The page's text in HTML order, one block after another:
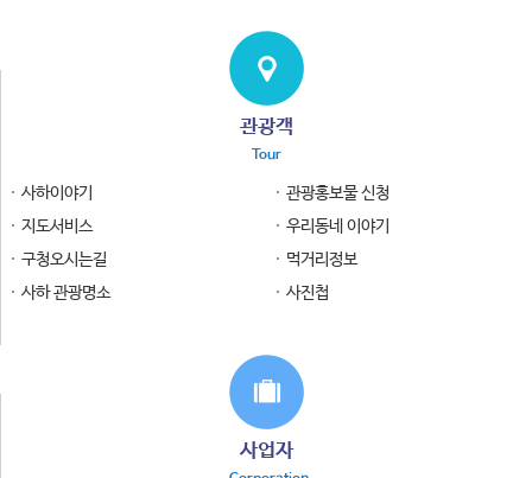
관광객
Tour
사하이야기
관광홍보물 신청
지도서비스
우리동네 이야기
구청오시는길
먹거리정보
사하 관광명소
사진첩
사업자